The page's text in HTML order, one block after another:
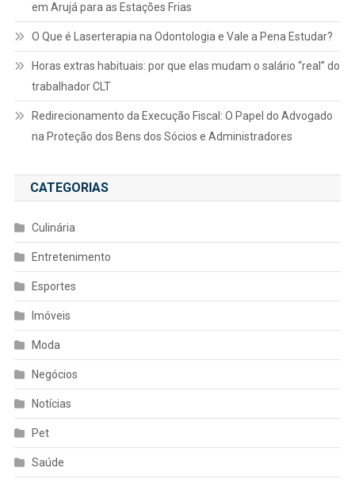
em Arujá para as Estações Frias
O Que é Laserterapia na Odontologia e Vale a Pena Estudar?
Horas extras habituais: por que elas mudam o salário “real” do
trabalhador CLT
Redirecionamento da Execução Fiscal: O Papel do Advogado
na Proteção dos Bens dos Sócios e Administradores
CATEGORIAS
Culinária
Entretenimento
Esportes
Imóveis
Moda
Negócios
Notícias
Pet
Saúde